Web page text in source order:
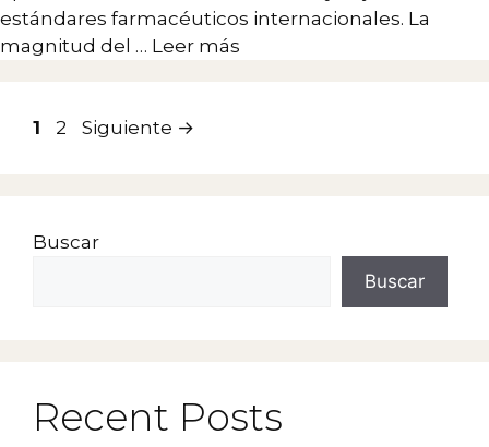
estándares farmacéuticos internacionales. La
magnitud del … Leer más
Página
1 Página
2 Siguiente →
Buscar
Buscar
Recent Posts